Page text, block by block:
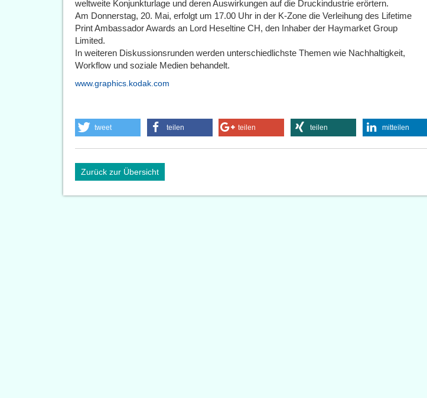
weltweite Konjunkturlage und deren Auswirkungen auf die Druckindustrie erörtern.
Am Donnerstag, 20. Mai, erfolgt um 17.00 Uhr in der K-Zone die Verleihung des Lifetime
Print Ambassador Awards an Lord Heseltine CH, den Inhaber der Haymarket Group
Limited.
In weiteren Diskussionsrunden werden unterschiedlichste Themen wie Nachhaltigkeit,
Workflow und soziale Medien behandelt.
www.graphics.kodak.com
tweet teilen teilen teilen mitteilen
Zurück zur Übersicht